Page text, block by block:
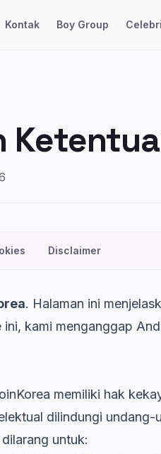
Kontak Boy Group
Disclaimer
. Halaman ini
kami menganggap
memiliki hak
dilindungi
untuk: